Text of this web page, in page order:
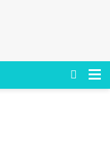
Cerca